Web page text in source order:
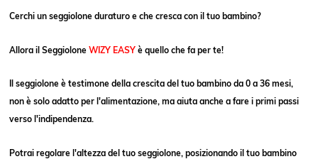
Cerchi un seggiolone duraturo e che cresca con il tuo bambino?
Allora il Seggiolone WIZY EASY è quello che fa per te!
Il seggiolone è testimone della crescita del tuo bambino da 0 a 36 mesi,
non è solo adatto per l'alimentazione, ma aiuta anche a fare i primi passi
verso l'indipendenza.
Potrai regolare l'altezza del tuo seggiolone, posizionando il tuo bambino